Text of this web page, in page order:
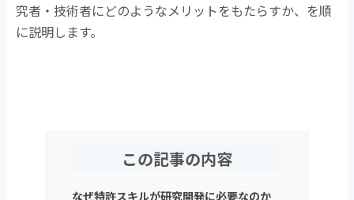
究者・技術者にどのようなメリットをもたらすか、を順
に説明します。
この記事の内容
なぜ特許スキルが研究開発に必要なのか